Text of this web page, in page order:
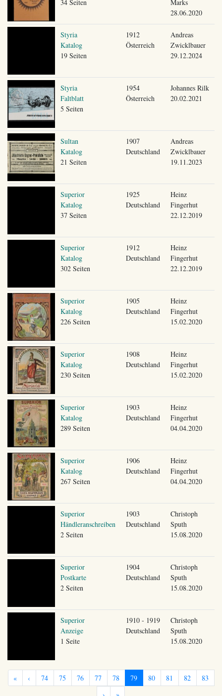
34 Seiten
Marks
28.06.2020
Styria
Katalog
19 Seiten
1912
Österreich
Andreas
Zwicklbauer
29.12.2024
Styria
Faltblatt
5 Seiten
1954
Österreich
Johannes Rilk
20.02.2021
Sultan
Katalog
21 Seiten
1907
Deutschland
Andreas
Zwicklbauer
19.11.2023
Superior
Katalog
37 Seiten
1925
Deutschland
Heinz
Fingerhut
22.12.2019
Superior
Katalog
302 Seiten
1912
Deutschland
Heinz
Fingerhut
22.12.2019
Superior
Katalog
226 Seiten
1905
Deutschland
Heinz
Fingerhut
15.02.2020
Superior
Katalog
230 Seiten
1908
Deutschland
Heinz
Fingerhut
15.02.2020
Superior
Katalog
289 Seiten
1903
Deutschland
Heinz
Fingerhut
04.04.2020
Superior
Katalog
267 Seiten
1906
Deutschland
Heinz
Fingerhut
04.04.2020
Superior
Händleranschreiben
2 Seiten
1903
Deutschland
Christoph
Sputh
15.08.2020
Superior
Postkarte
2 Seiten
1904
Deutschland
Christoph
Sputh
15.08.2020
Superior
Anzeige
1 Seite
1910 - 1919
Deutschland
Christoph
Sputh
15.08.2020
« ‹ 74 75 76 77 78 79 80 81 82
83
›
»